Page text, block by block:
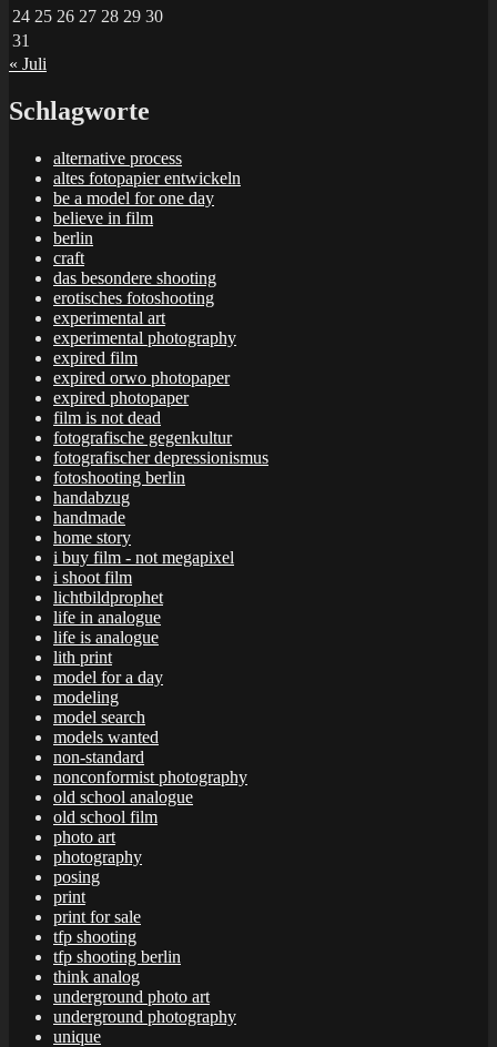
24 25 26 27 28 29 30
31
« Juli
Schlagworte
alternative process
altes fotopapier entwickeln
be a model for one day
believe in film
berlin
craft
das besondere shooting
erotisches fotoshooting
experimental art
experimental photography
expired film
expired orwo photopaper
expired photopaper
film is not dead
fotografische gegenkultur
fotografischer depressionismus
fotoshooting berlin
handabzug
handmade
home story
i buy film - not megapixel
i shoot film
lichtbildprophet
life in analogue
life is analogue
lith print
model for a day
modeling
model search
models wanted
non-standard
nonconformist photography
old school analogue
old school film
photo art
photography
posing
print
print for sale
tfp shooting
tfp shooting berlin
think analog
underground photo art
underground photography
unique